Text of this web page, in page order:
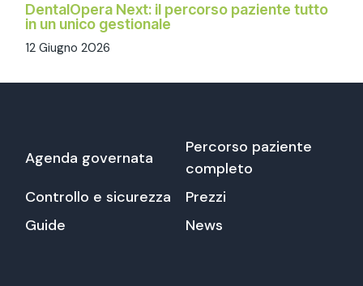
DentalOpera Next: il percorso paziente tutto
in un unico gestionale
12 Giugno 2026
Agenda governata
Percorso paziente
completo
Controllo e sicurezza
Prezzi
Guide
News